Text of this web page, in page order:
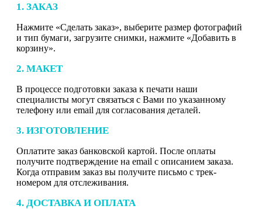
1. ЗАКАЗ
Нажмите «Сделать заказ», выберите размер фотографий
и тип бумаги, загрузите снимки, нажмите «Добавить в
корзину».
2. МАКЕТ
В процессе подготовки заказа к печати наши
специалисты могут связаться с Вами по указанному
телефону или email для согласования деталей.
3. ИЗГОТОВЛЕНИЕ
Оплатите заказ банковской картой. После оплаты
получите подтверждение на email с описанием заказа.
Когда отправим заказ вы получите письмо с трек-
номером для отслеживания.
4. ДОСТАВКА И ОПЛАТА